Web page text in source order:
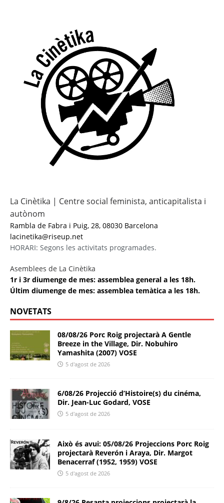
La Cinètika | Centre social feminista, anticapitalista i
autònom
Rambla de Fabra i Puig, 28, 08030 Barcelona
lacinetika@riseup.net
HORARI: Segons les activitats programades.
Asemblees de La Cinètika
1r i 3r diumenge de mes: assemblea general a les 18h.
Últim diumenge de mes: assemblea temàtica a les 18h.
NOVETATS
08/08/26 Porc Roig projectarà A Gentle
Breeze in the Village, Dir. Nobuhiro
Yamashita (2007) VOSE
5 d'agost de 2026
6/08/26 Projecció d’Histoire(s) du cinéma,
Dir. Jean-Luc Godard, VOSE
5 d'agost de 2026
Això és avui: 05/08/26 Projeccions Porc Roig
projectarà Reverón i Araya, Dir. Margot
Benacerraf (1952, 1959) VOSE
5 d'agost de 2026